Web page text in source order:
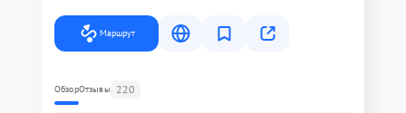
Маршрут
ОбзорОтзывы 220